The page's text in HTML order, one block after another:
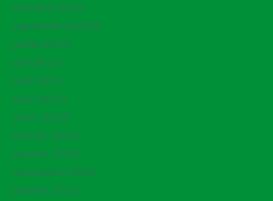
octobre 2023
septembre 2023
juillet 2023
juin 2023
mai 2023
avril 2023
mars 2023
février 2023
janvier 2023
novembre 2022
janvier 2022